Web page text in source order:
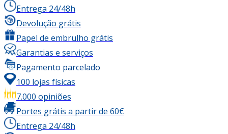
Entrega 24/48h
Devolução grátis
Papel de embrulho grátis
Garantias e serviços
Pagamento parcelado
100 lojas físicas
7.000 opiniões
Portes grátis a partir de 60€
Entrega 24/48h